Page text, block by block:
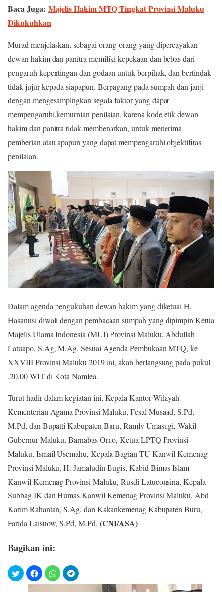
Baca Juga: Majelis Hakim MTQ Tingkat Provinsi Maluku
Dikukuhkan
Murad menjelaskan, sebagai orang-orang yang dipercayakan
dewan hakim dan panitra memiliki kepekaan dan bebas dari
pengaruh kepentingan dan godaan untuk berpihak, dan bertindak
tidak jujur kepada siapapun. Berpagang pada sumpah dan janji
dengan mengesampingkan segala faktor yang dapat
mempengaruhi,kemurnian penilaian, karena kode etik dewan
hakim dan panitra tidak membenarkan, untuk menerima
pemberian atau apapun yang dapat mempengaruhi objektifitas
penilaian.
Dalam agenda pengukuhan dewan hakim yang diketuai H.
Hasanusi diwali dengan pembacaan sumpah yang dipimpin Ketua
Majelis Ulama Indonesia (MUI) Provinsi Maluku, Abdullah
Latuapo, S.Ag, M.Ag. Sesuai Agenda Pembukaan MTQ, ke
XXVIII Provinsi Maluku 2019 ini, akan berlangsung pada pukul
.20.00 WIT di Kota Namlea.
Turut hadir dalam kegiatan ini, Kepala Kantor Wilayah
Kementerian Agama Provinsi Maluku, Fesal Musaad, S.Pd,
M.Pd, dan Bupatti Kabupaten Buru, Ramly Umasugi, Wakil
Gubernur Maluku, Barnabas Orno, Ketua LPTQ Provinsi
Maluku, Ismail Usemahu, Kepala Bagian TU Kanwil Kemenag
Provinsi Maluku, H. Jamaludin Bugis, Kabid Bimas Islam
Kanwil Kemenag Provinsi Maluku, Rusdi Latuconsina, Kepala
Subbag IK dan Humas Kanwil Kemenag Provinsi Maluku, Abd
Karim Rahantan, S.Ag, dan Kakankemenag Kabupaten Buru,
Farida Laisuow, S.Pd, M.Pd. (CNI/ASA)
Bagikan ini: